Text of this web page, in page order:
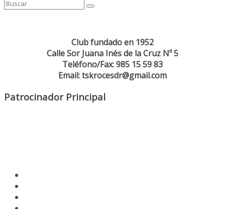
Club fundado en 1952
Calle Sor Juana Inés de la Cruz Nº 5
Teléfono/Fax: 985 15 59 83
Email: tskrocesdr@gmail.com
Patrocinador Principal